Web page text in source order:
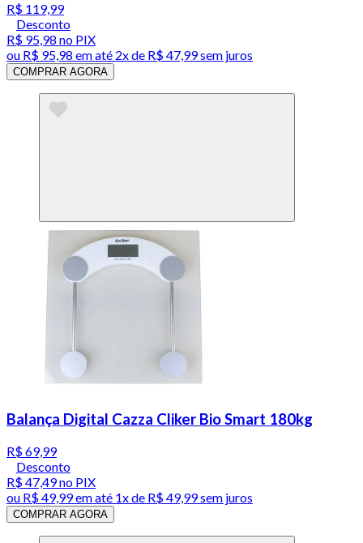
R$ 119,99
Desconto
R$ 95,98 no PIX
ou R$ 95,98 em até 2x de R$ 47,99 sem juros
COMPRAR AGORA
Balança Digital Cazza Cliker Bio Smart 180kg
R$ 69,99
Desconto
R$ 47,49no PIX
ou R$ 49,99em até 1x de R$ 49,99sem juros
COMPRAR AGORA